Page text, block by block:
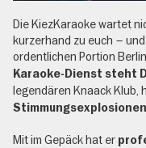
Die KiezKaraoke wartet
kurzerhand zu euch –
ordentlichen Portion
Karaoke-Dienst steht
legendären Knaack Klub,
Mit im Gepäck hat er